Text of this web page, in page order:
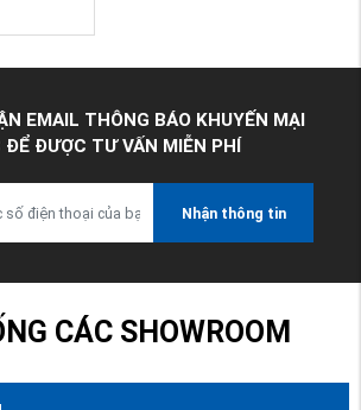
EMAIL THÔNG BÁO KHUYẾN MẠI
ĐỂ ĐƯỢC TƯ VẤN MIỄN PHÍ
Nhận thông tin
CÁC SHOWROOM